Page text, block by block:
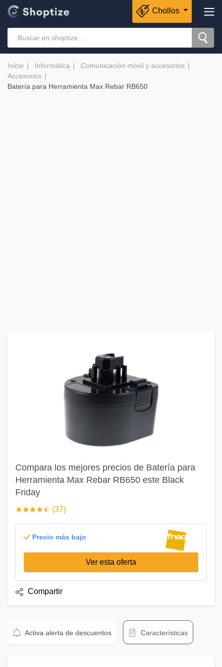
Chollos
Inicio Informática
Comunicación móvil y accesorios
Accesorios
Batería para Herramienta Max Rebar RB650
Compara los mejores precios de Batería para
Herramienta Max Rebar RB650 este Black
Friday
☆☆☆☆☆
★★★★★ (37)
Precio más bajo
Ver esta oferta
Compartir
Activa alerta de descuentos Características